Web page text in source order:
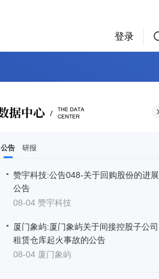
登录
公告 研报
赞宇科技:公告048-关于回购股份的进展
公告
08-04 赞宇科技
厦门象屿:厦门象屿关于间接控股子公司
租赁仓库起火事故的公告
08-04 厦门象屿